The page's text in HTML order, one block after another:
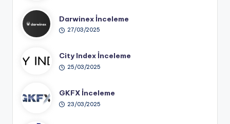
Darwinex İnceleme
27/03/2025
City Index İnceleme
25/03/2025
GKFX İnceleme
23/03/2025